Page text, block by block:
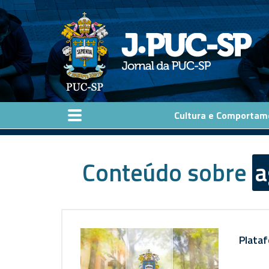
Pular para o conteúdo principal
Cultura e
Conteúdo sobre